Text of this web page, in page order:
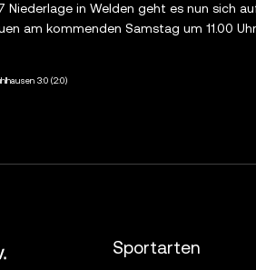
Niederlage in Welden geht es nun sich
am kommenden Samstag um 11.00
3:0 (2:0)
Sportarten